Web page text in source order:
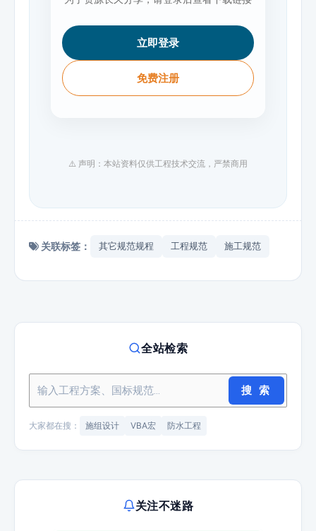
立即登录
免费注册
⚠️ 声明：本站资料仅供工程技术交流，严禁商用
关联标签： 其它规范规程 工程规范 施工规范
全站检索
搜 索
大家都在搜： 施组设计 VBA宏 防水工程
关注不迷路